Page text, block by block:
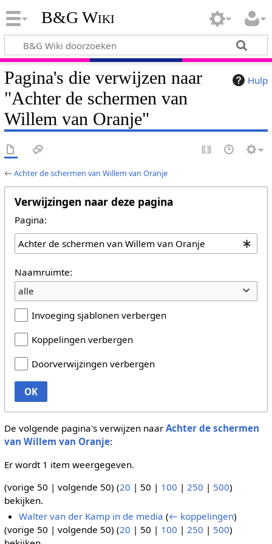
B&G Wiki
Hulp
Pagina's die verwijzen naar
"Achter de schermen van
Willem van Oranje"
←Achter de schermen van Willem van Oranje
Verwijzingen naar deze pagina
Pagina:
Naamruimte:
alle
Invoeging sjablonen verbergen
Koppelingen verbergen
Doorverwijzingen verbergen
OK
De volgende pagina's verwijzen naar Achter de schermen
van Willem van Oranje:
Er wordt 1 item weergegeven.
(vorige 50 | volgende 50) (20 | 50 | 100 | 250 | 500)
bekijken.
Walter van der Kamp in de media (← koppelingen)
(vorige 50 | volgende 50) (20 | 50 | 100 | 250 | 500)